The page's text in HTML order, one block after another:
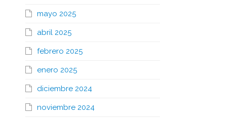
mayo 2025
abril 2025
febrero 2025
enero 2025
diciembre 2024
noviembre 2024